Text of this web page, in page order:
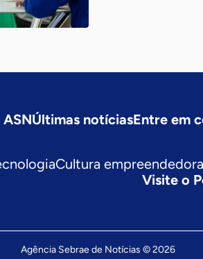
ASNÚltimas notíciasEntre em
Cultura empreendedora
Visite o
Agência Sebrae de Notícias © 2026